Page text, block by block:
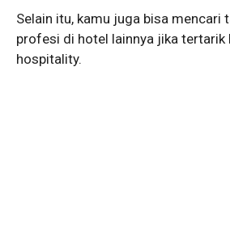
Selain itu, kamu juga bisa mencari
profesi di hotel lainnya jika tertarik
hospitality.